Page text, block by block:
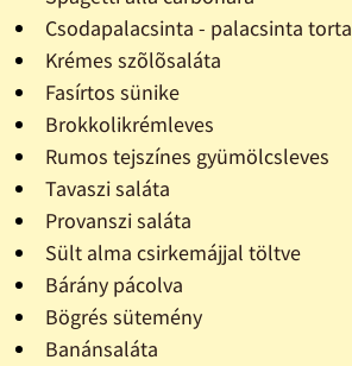
Csodapalacsinta - palacsinta torta
Krémes szõlõsaláta
Fasírtos sünike
Brokkolikrémleves
Rumos tejszínes gyümölcsleves
Tavaszi saláta
Provanszi saláta
Sült alma csirkemájjal töltve
Bárány pácolva
Bögrés sütemény
Banánsaláta